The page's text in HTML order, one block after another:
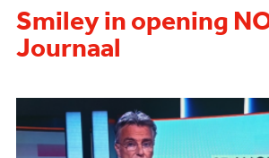
Smiley in opening
Journaal